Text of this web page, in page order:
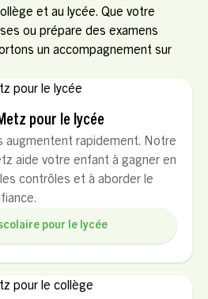
et au lycée. Que votre
ou prépare des examens
un accompagnement sur
pour le lycée
augmentent rapidement. Notre
aide votre enfant à gagner en
contrôles et à aborder le
pour le lycée